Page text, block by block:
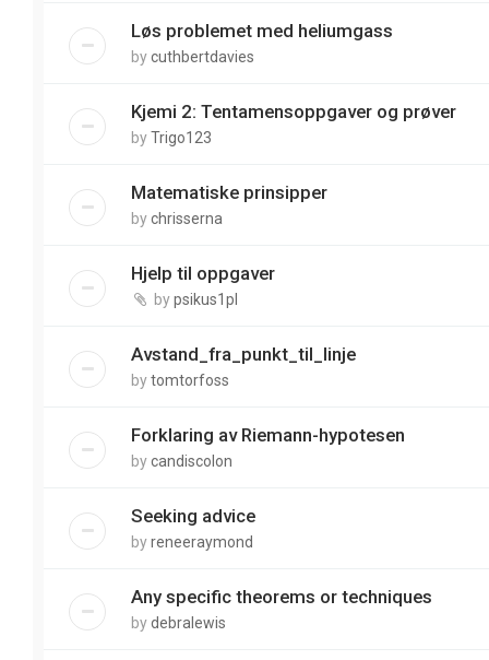
Løs problemet med heliumgass
bycuthbertdavies
Kjemi 2: Tentamensoppgaver og prøver
byTrigo123
Matematiske prinsipper
bychrisserna
Hjelp til oppgaver
bypsikus1pl
Avstand_fra_punkt_til_linje
bytomtorfoss
Forklaring av Riemann-hypotesen
bycandiscolon
Seeking advice
byreneeraymond
Any specific theorems or techniques
bydebralewis